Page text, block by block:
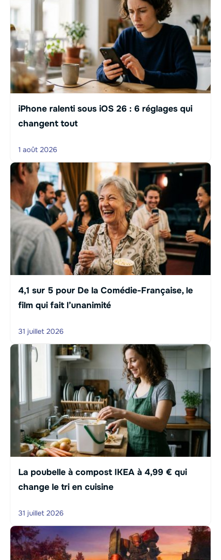
iPhone ralenti sous iOS 26 : 6 réglages qui
changent tout
1 août 2026
4,1 sur 5 pour De la Comédie-Française, le
film qui fait l’unanimité
31 juillet 2026
La poubelle à compost IKEA à 4,99 € qui
change le tri en cuisine
31 juillet 2026